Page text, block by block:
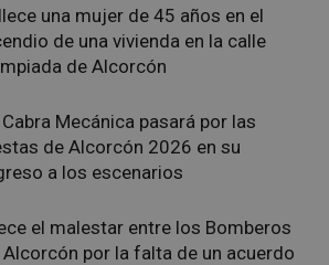
una mujer de 45 años en el
de una vivienda en la calle
de Alcorcón
Cabra Mecánica pasará por las
de Alcorcón 2026 en su
a los escenarios
el malestar entre los Bomberos
Alcorcón por la falta de un acuerdo
Google